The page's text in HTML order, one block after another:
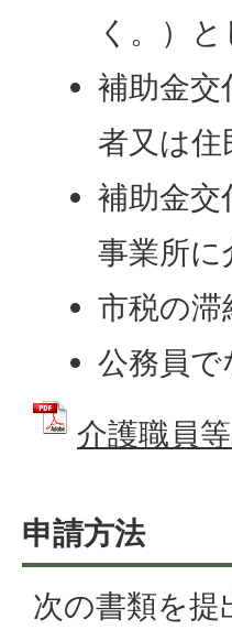
く。）
補助金交
者又は
補助金
事業所
市税の
公務員で
介護職員
申請方法
次の書類を提